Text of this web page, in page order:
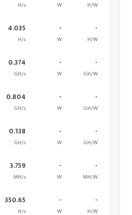
H/s W H/W
4.035
H/s
-
W
-
H/W
0.374
GH/s
-
W
-
GH/W
0.804
GH/s
-
W
-
GH/W
0.138
GH/s
-
W
-
GH/W
3.759
MH/s
-
W
-
MH/W
350.65
H/s
-
W
-
H/W